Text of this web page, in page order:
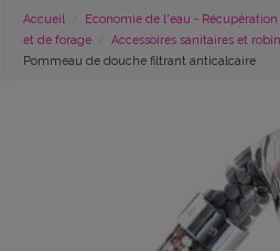
Accueil
Economie de l'eau -
et de forage
Accessoires sanitaires et
Pommeau de douche filtrant anticalcaire